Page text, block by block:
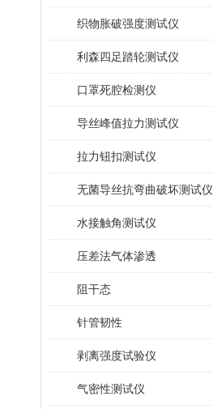
织物胀破强度测试仪
利森四足踏轮测试仪
口罩死腔检测仪
导丝峰值拉力测试仪
拉力钮扣测试仪
无菌导丝抗弯曲破坏测试仪
水接触角测试仪
压差法气体渗透
阻干态
针管韧性
剥离强度试验仪
气密性测试仪